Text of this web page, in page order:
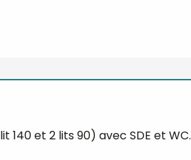
et 2 lits 90) avec SDE et WC.